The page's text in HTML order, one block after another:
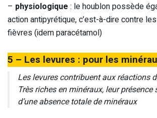
– physiologique : le houblon possède
action antipyrétique, c’est-à-dire contre
fièvres (idem paracétamol)
5 – Les levures : pour les
Les levures contribuent aux réactions
Très riches en minéraux, leur présence
d’une absence totale de minéraux